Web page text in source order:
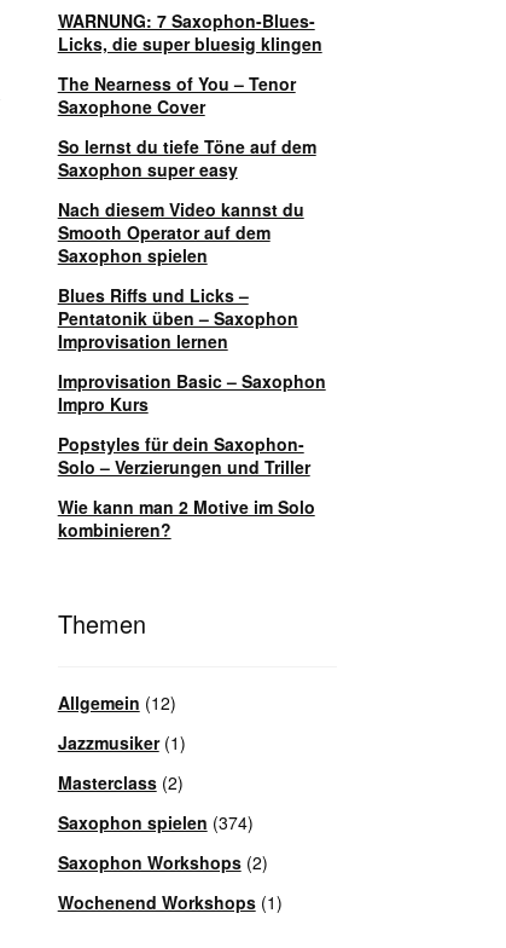
WARNUNG: 7 Saxophon-Blues-
Licks, die super bluesig klingen
The Nearness of You – Tenor
Saxophone Cover
So lernst du tiefe Töne auf dem
Saxophon super easy
Nach diesem Video kannst du
Smooth Operator auf dem
Saxophon spielen
Blues Riffs und Licks –
Pentatonik üben – Saxophon
Improvisation lernen
Improvisation Basic – Saxophon
Impro Kurs
Popstyles für dein Saxophon-
Solo – Verzierungen und Triller
Wie kann man 2 Motive im Solo
kombinieren?
Themen
Allgemein (12)
Jazzmusiker(1)
Masterclass(2)
Saxophon spielen (374)
Saxophon Workshops(2)
Wochenend Workshops(1)